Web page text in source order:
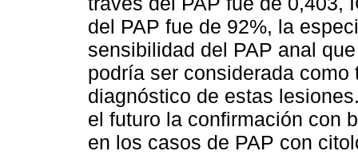
del PAP fue de 92%, la
sensibilidad del PAP anal
podría ser considerada
diagnóstico de estas
el futuro la confirmación con
en los casos de PAP con